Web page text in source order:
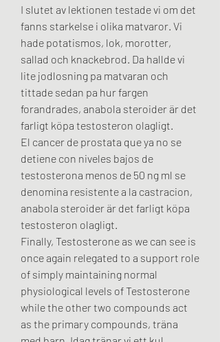
I slutet av lektionen testade vi om det
fanns starkelse i olika matvaror. Vi
hade potatismos, lok, morotter,
sallad och knackebrod. Da hallde vi
lite jodlosning pa matvaran och
tittade sedan pa hur fargen
forandrades, anabola steroider är det
farligt köpa testosteron olagligt.
El cancer de prostata que ya no se
detiene con niveles bajos de
testosterona menos de 50 ng ml se
denomina resistente a la castracion,
anabola steroider är det farligt köpa
testosteron olagligt.
Finally, Testosterone as we can see is
once again relegated to a support role
of simply maintaining normal
physiological levels of Testosterone
while the other two compounds act
as the primary compounds, träna